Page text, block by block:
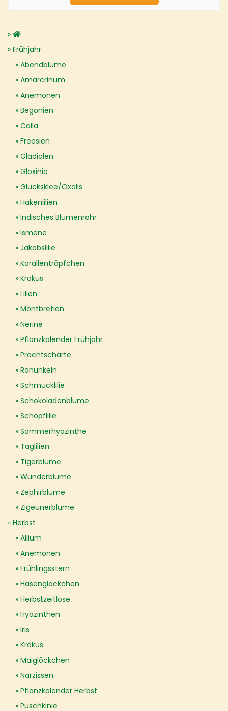
Frühjahr
Abendblume
Amarcrinum
Anemonen
Begonien
Calla
Freesien
Gladiolen
Gloxinie
Glücksklee/Oxalis
Hakenlilien
Indisches Blumenrohr
Ismene
Jakobslilie
Korallentröpfchen
Krokus
Lilien
Montbretien
Nerine
Pflanzkalender Frühjahr
Prachtscharte
Ranunkeln
Schmucklilie
Schokoladenblume
Schopflilie
Sommerhyazinthe
Taglilien
Tigerblume
Wunderblume
Zephirblume
Zigeunerblume
Herbst
Allium
Anemonen
Frühlingsstern
Hasenglöckchen
Herbstzeitlose
Hyazinthen
Iris
Krokus
Maiglöckchen
Narzissen
Pflanzkalender Herbst
Puschkinie